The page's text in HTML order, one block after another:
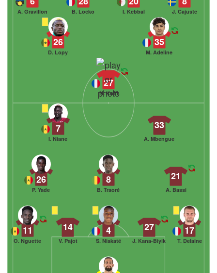
J. Cajuste
I. Kebbal
B. Locko
A. Gravillon
35
M. Adeline
26
D. Lopy
27
N. Koffi
11
O. Nguette
14
V. Pajot
4
S. Niakaté
27
J. Kana-Biyik
17
T. Delaine
26
P. Yade
8
B. Traoré
21
A. Bassi
7
I. Niane
33
A. Mbengue